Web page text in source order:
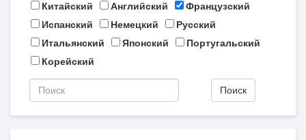
Китайский
Английский
Французский
Испанский
Немецкий
Русский
Итальянский
Японский
Португальский
Корейский
Поиск